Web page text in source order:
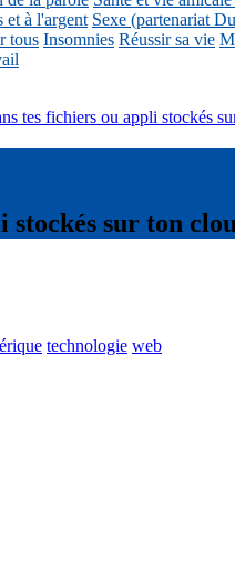
et à l'argent Sexe (partenariat
tous Insomnies Réussir sa vie
tes fichiers ou appli stockés
sur ton
technologie web